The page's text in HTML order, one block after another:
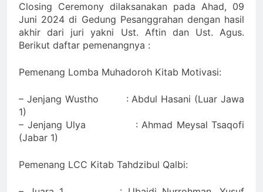
Closing Ceremony dilaksanakan pada Ahad, 09
Juni 2024 di Gedung Pesanggrahan dengan hasil
akhir dari juri yakni Ust. Aftin dan Ust. Agus.
Berikut daftar pemenangnya :
Pemenang Lomba Muhadoroh Kitab Motivasi:
– Jenjang Wustho : Abdul Hasani (Luar Jawa
1)
– Jenjang Ulya : Ahmad Meysal Tsaqofi
(Jabar 1)
Pemenang LCC Kitab Tahdzibul Qalbi: